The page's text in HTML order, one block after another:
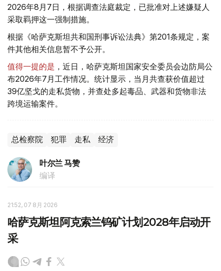
2026年8月7日，根据调查法庭裁定，已批准对上述嫌疑人
采取羁押这一强制措施。
根据《哈萨克斯坦共和国刑事诉讼法典》第201条规定，案
件其他相关信息暂不予公开。
值得一提的是 ，近日，哈萨克斯坦国家安全委员会边防局公
布2026年7月工作情况。统计显示，当月共查获价值超过
39亿坚戈的走私货物，并查处多起毒品、武器和货物非法
跨境运输案件。
总检察院 犯罪 走私 经济
叶尔兰 马赞
编译
21:52, 07 8月 2026
哈萨克斯坦阿克索兰钨矿计划2028年启动开
采